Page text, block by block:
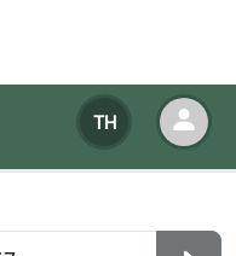
TH
วยงาน